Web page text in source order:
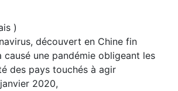
)
découvert en Chine fin
causé une pandémie obligeant les
des pays touchés à agir
2020,